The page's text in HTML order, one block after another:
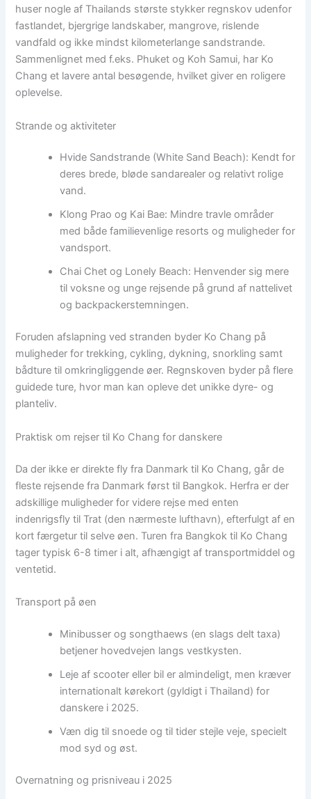
huser nogle af Thailands største stykker regnskov udenfor
fastlandet, bjergrige landskaber, mangrove, rislende
vandfald og ikke mindst kilometerlange sandstrande.
Sammenlignet med f.eks. Phuket og Koh Samui, har Ko
Chang et lavere antal besøgende, hvilket giver en roligere
oplevelse.
Strande og aktiviteter
Hvide Sandstrande (White Sand Beach): Kendt for
deres brede, bløde sandarealer og relativt rolige
vand.
Klong Prao og Kai Bae: Mindre travle områder
med både familievenlige resorts og muligheder for
vandsport.
Chai Chet og Lonely Beach: Henvender sig mere
til voksne og unge rejsende på grund af nattelivet
og backpackerstemningen.
Foruden afslapning ved stranden byder Ko Chang på
muligheder for trekking, cykling, dykning, snorkling samt
bådture til omkringliggende øer. Regnskoven byder på flere
guidede ture, hvor man kan opleve det unikke dyre- og
planteliv.
Praktisk om rejser til Ko Chang for danskere
Da der ikke er direkte fly fra Danmark til Ko Chang, går de
fleste rejsende fra Danmark først til Bangkok. Herfra er der
adskillige muligheder for videre rejse med enten
indenrigsfly til Trat (den nærmeste lufthavn), efterfulgt af en
kort færgetur til selve øen. Turen fra Bangkok til Ko Chang
tager typisk 6-8 timer i alt, afhængigt af transportmiddel og
ventetid.
Transport på øen
Minibusser og songthaews (en slags delt taxa)
betjener hovedvejen langs vestkysten.
Leje af scooter eller bil er almindeligt, men kræver
internationalt kørekort (gyldigt i Thailand) for
danskere i 2025.
Væn dig til snoede og til tider stejle veje, specielt
mod syd og øst.
Overnatning og prisniveau i 2025